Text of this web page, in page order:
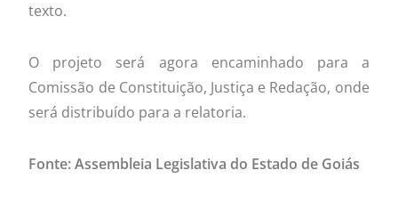
texto.
O projeto será agora encaminhado para a
Comissão de Constituição, Justiça e Redação, onde
será distribuído para a relatoria.
Fonte: Assembleia Legislativa do Estado de Goiás